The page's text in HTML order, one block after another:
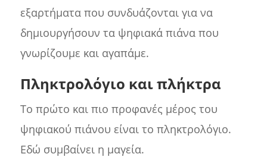
εξαρτήματα που συνδυάζονται για να
δημιουργήσουν τα ψηφιακά πιάνα που
γνωρίζουμε και αγαπάμε.
Πληκτρολόγιο και πλήκτρα
Το πρώτο και πιο προφανές μέρος του
ψηφιακού πιάνου είναι το πληκτρολόγιο.
Εδώ συμβαίνει η μαγεία.